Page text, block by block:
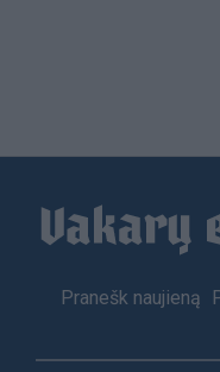
Footer
Pranešk naujieną